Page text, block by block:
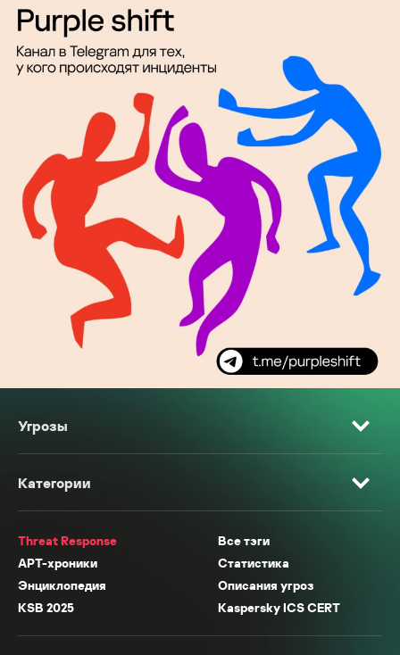
Угрозы
Категории
Threat Response
Все тэги
APT-хроники
Статистика
Энциклопедия
Описания угроз
KSB 2025
Kaspersky ICS CERT